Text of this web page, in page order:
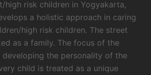
high risk children in Yogyakarta,
a holistic approach in caring
high risk children. The street
as a family. The focus of the
developing the personality of the
child is treated as a unique